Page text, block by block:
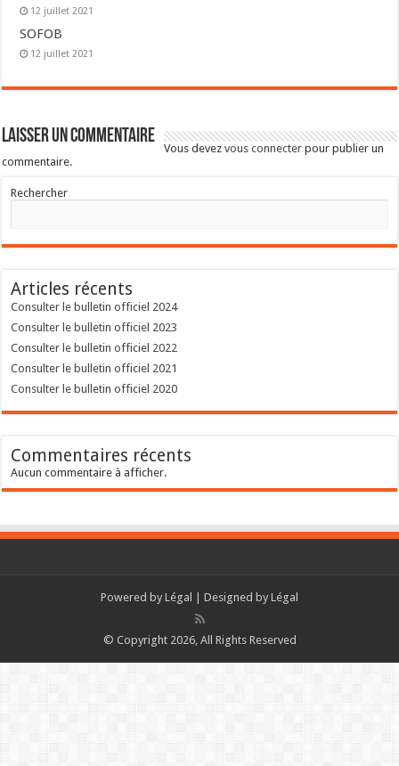
12 juillet 2021
SOFOB
12 juillet 2021
Laisser un commentaire
Vous devezvous connecter pour publier un
commentaire.
Rechercher
Articles récents
Consulter le bulletin officiel 2024
Consulter le bulletin officiel 2023
Consulter le bulletin officiel 2022
Consulter le bulletin officiel 2021
Consulter le bulletin officiel 2020
Commentaires récents
Aucun commentaire à afficher.
Powered by Légal | Designed by Légal
© Copyright 2026, All Rights Reserved